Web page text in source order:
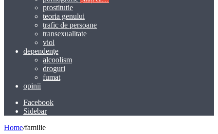
prostitutie
teoria genului
trafic de persoane
transexualitate
viol
dependenţe
alcoolism
droguri
fumat
opinii
Facebook
Sidebar
Home/familie